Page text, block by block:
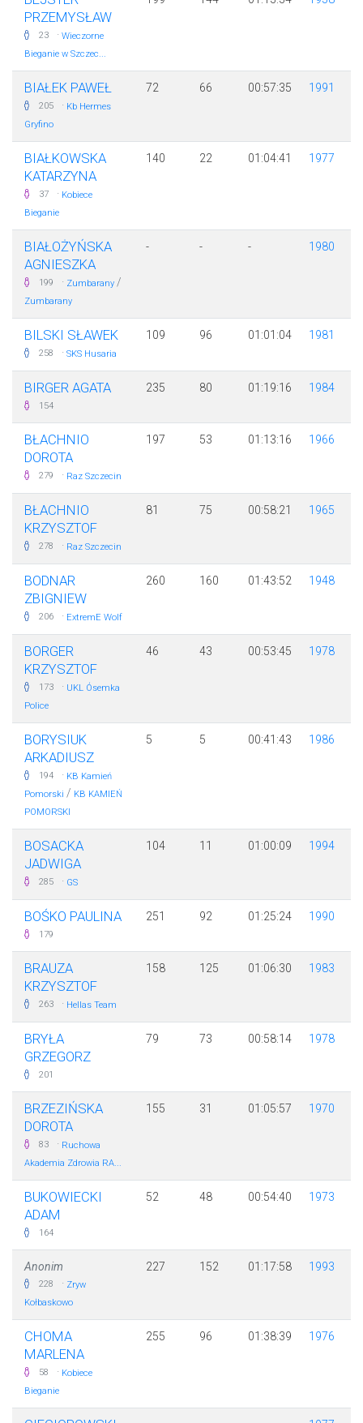
PRZEMYSŁAW
23 · Wieczorne
Bieganie w Szczec...
BIAŁEK PAWEŁ
205 · Kb Hermes
Gryfino
72 66 00:57:35 1991
BIAŁKOWSKA
KATARZYNA
37 · Kobiece
Bieganie
140 22 01:04:41 1977
BIAŁOŻYŃSKA
AGNIESZKA
199 · Zumbarany /
Zumbarany
- - - 1980
BILSKI SŁAWEK
258 · SKS Husaria
109 96 01:01:04 1981
BIRGER AGATA
154
235 80 01:19:16 1984
BŁACHNIO
DOROTA
279 · Raz Szczecin
197 53 01:13:16 1966
BŁACHNIO
KRZYSZTOF
278 · Raz Szczecin
81 75 00:58:21 1965
BODNAR
ZBIGNIEW
206 · ExtremE Wolf
260 160 01:43:52 1948
BORGER
KRZYSZTOF
173 · UKL Ósemka
Police
46 43 00:53:45 1978
BORYSIUK
ARKADIUSZ
194 · KB Kamień
Pomorski / KB KAMIEŃ
POMORSKI
5 5 00:41:43 1986
BOSACKA
JADWIGA
285 · GS
104 11 01:00:09 1994
BOŚKO PAULINA
179
251 92 01:25:24 1990
BRAUZA
KRZYSZTOF
263 · Hellas Team
158 125 01:06:30 1983
BRYŁA
GRZEGORZ
201
79 73 00:58:14 1978
BRZEZIŃSKA
DOROTA
83 · Ruchowa
Akademia Zdrowia RA...
155 31 01:05:57 1970
BUKOWIECKI
ADAM
164
52 48 00:54:40 1973
Anonim
228 · Zryw
Kołbaskowo
227 152 01:17:58 1993
CHOMA
MARLENA
58 · Kobiece
Bieganie
255 96 01:38:39 1976